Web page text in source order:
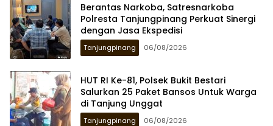
Berantas Narkoba, Satresnarkoba
Polresta Tanjungpinang Perkuat Sinergi
dengan Jasa Ekspedisi
Tanjungpinang 06/08/2026
HUT RI Ke-81, Polsek Bukit Bestari
Salurkan 25 Paket Bansos Untuk Warga
di Tanjung Unggat
Tanjungpinang 06/08/2026